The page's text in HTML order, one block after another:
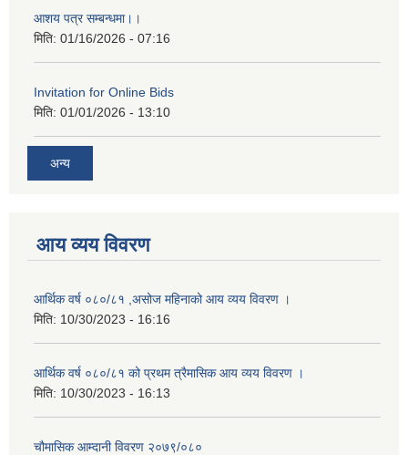
आशय पत्र सम्बन्धमा।।
मिति: 01/16/2026 - 07:16
Invitation for Online Bids
मिति: 01/01/2026 - 13:10
अन्य
आय व्यय विवरण
आर्थिक वर्ष ०८०/८१ ,असोज महिनाको आय व्यय विवरण ।
मिति: 10/30/2023 - 16:16
आर्थिक वर्ष ०८०/८१ को प्रथम त्रैमासिक आय व्यय विवरण ।
मिति: 10/30/2023 - 16:13
चौमासिक आम्दानी विवरण २०७९/०८०